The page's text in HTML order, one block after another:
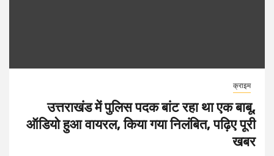
क्राइम
उत्तराखंड में पुलिस पदक बांट रहा था एक बाबू,
ऑडियो हुआ वायरल, किया गया निलंबित, पढ़िए पूरी
खबर